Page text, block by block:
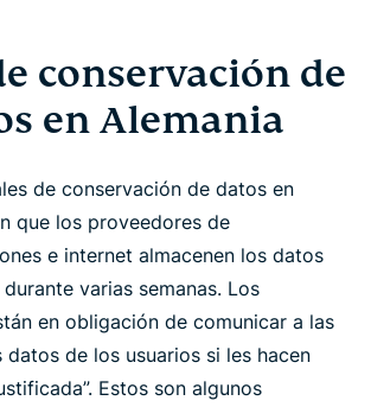
conservación de
en Alemania
de conservación de datos en
que los proveedores de
e internet almacenen los datos
varias semanas. Los
en obligación de comunicar a las
de los usuarios si les hacen
Estos son algunos